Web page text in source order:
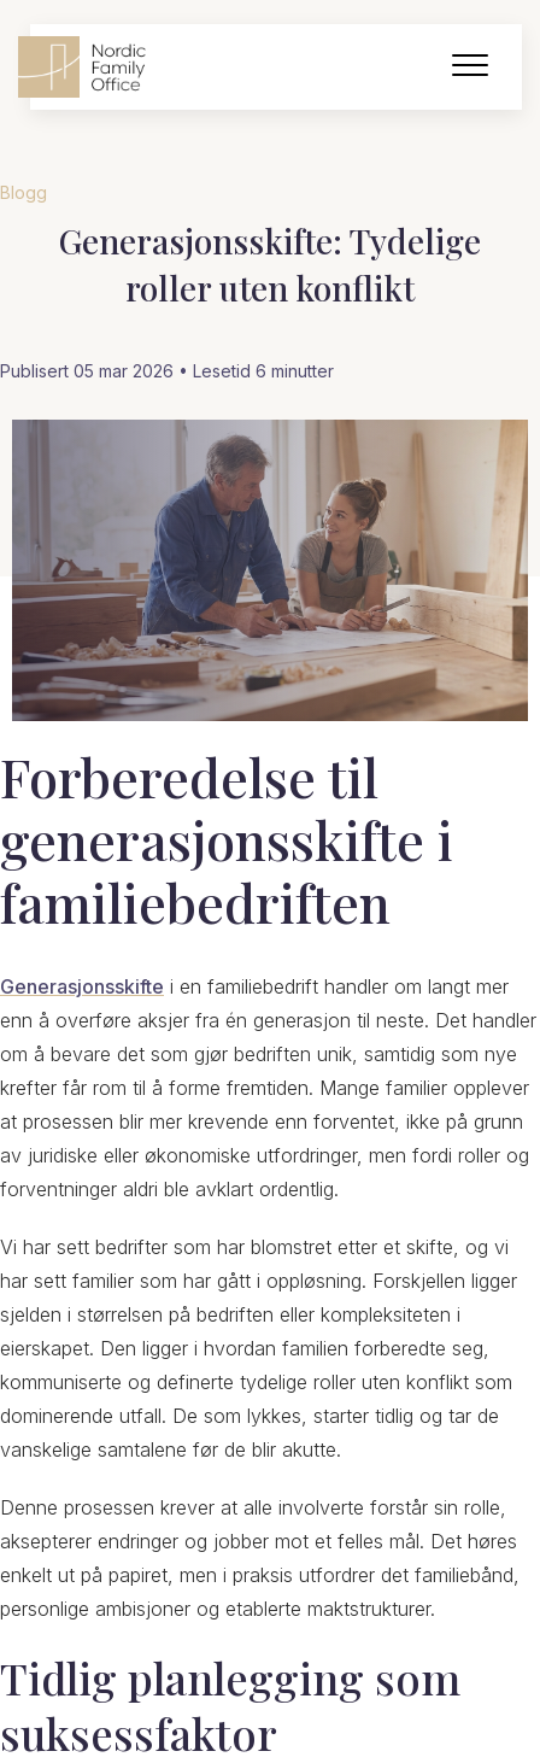
Blogg
Generasjonsskifte: Tydelige
roller uten konflikt
Publisert 05 mar 2026 • Lesetid 6 minutter
Forberedelse til
generasjonsskifte i
familiebedriften
Generasjonsskifte i en familiebedrift handler om langt mer
enn å overføre aksjer fra én generasjon til neste. Det handler
om å bevare det som gjør bedriften unik, samtidig som nye
krefter får rom til å forme fremtiden. Mange familier opplever
at prosessen blir mer krevende enn forventet, ikke på grunn
av juridiske eller økonomiske utfordringer, men fordi roller og
forventninger aldri ble avklart ordentlig.
Vi har sett bedrifter som har blomstret etter et skifte, og vi
har sett familier som har gått i oppløsning. Forskjellen ligger
sjelden i størrelsen på bedriften eller kompleksiteten i
eierskapet. Den ligger i hvordan familien forberedte seg,
kommuniserte og definerte tydelige roller uten konflikt som
dominerende utfall. De som lykkes, starter tidlig og tar de
vanskelige samtalene før de blir akutte.
Denne prosessen krever at alle involverte forstår sin rolle,
aksepterer endringer og jobber mot et felles mål. Det høres
enkelt ut på papiret, men i praksis utfordrer det familiebånd,
personlige ambisjoner og etablerte maktstrukturer.
Tidlig planlegging som
suksessfaktor